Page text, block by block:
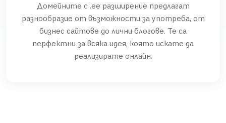
Домейните с .ee разширение предлагат
разнообразие от възможности за употреба, от
бизнес сайтове до лични блогове. Те са
перфектни за всяка идея, която искате да
реализирате онлайн.